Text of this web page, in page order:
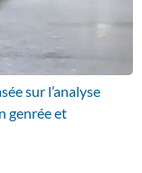
sur l’analyse
genrée et